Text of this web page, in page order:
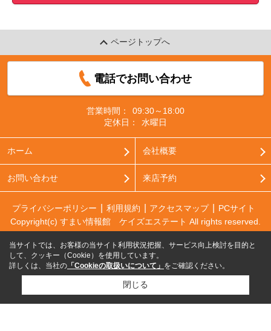
ページトップへ
電話でお問い合わせ
営業時間：
09:30～18:00
定休日：
水曜日
ホーム 会社概要
お問い合わせ 来店予約
プライバシーポリシー 利用規約 アクセスマップ
PCサイト
Copyright(c) すまい情報館 ケイズエステート All rights reserved.
当サイトでは、お客様の当サイト利用状況把握、サービス向上検討を目的と
して、クッキー（Cookie）を使用しています。
詳しくは、当社の 「Cookieの取扱いについて」 をご確認ください。
閉じる